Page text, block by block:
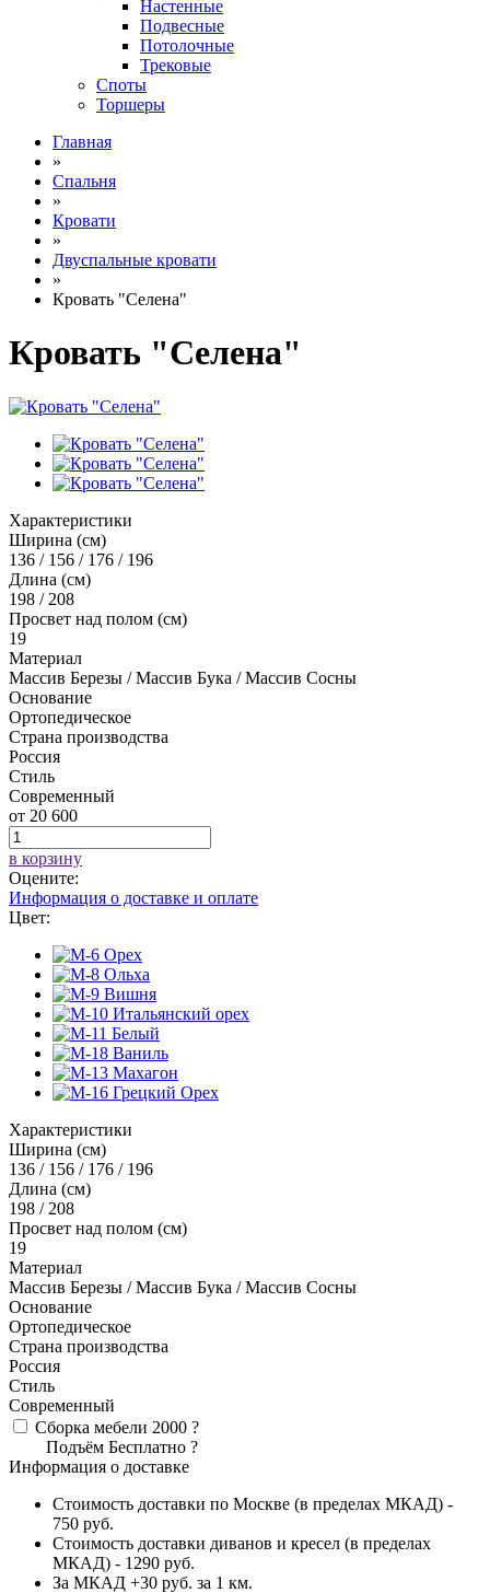
Настенные
Подвесные
Потолочные
Трековые
Споты
Торшеры
Главная
»
Спальня
»
Кровати
»
Двуспальные кровати
»
Кровать "Селена"
Кровать "Селена"
Характеристики
Ширина (см)
136 / 156 / 176 / 196
Длина (см)
198 / 208
Просвет над полом (см)
19
Материал
Массив Березы / Массив Бука / Массив Сосны
Основание
Ортопедическое
Страна производства
Россия
Стиль
Современный
от 20 600
в корзину
Оцените:
Информация о доставке и оплате
Цвет:
Характеристики
Ширина (см)
136 / 156 / 176 / 196
Длина (см)
198 / 208
Просвет над полом (см)
19
Материал
Массив Березы / Массив Бука / Массив Сосны
Основание
Ортопедическое
Страна производства
Россия
Стиль
Современный
Сборка мебели 2000 ?
Подъём Бесплатно ?
Информация о доставке
Стоимость доставки по Москве (в пределах МКАД) -
750 руб.
Стоимость доставки диванов и кресел (в пределах
МКАД) - 1290 руб.
За МКАД +30 руб. за 1 км.